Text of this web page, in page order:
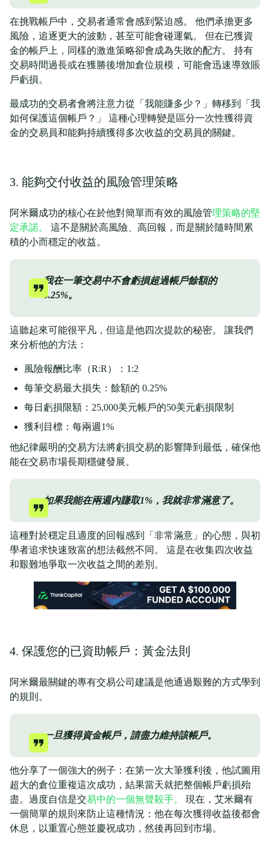
在挑戰帳戶中，交易者通常會感到緊迫感。 他們承擔更多
風險，追逐更大的波動，甚至可能會碰運氣。 但在已獲資
金的帳戶上，同樣的激進策略卻會成為失敗的配方。 持有
交易時間過長或在獲勝後增加倉位規模，可能會迅速導致賬
戶虧損。
最成功的交易者會將注意力從「我能賺多少？」轉移到「我
如何保護這個帳戶？」 這種心理轉變是區分一次性獲得資
金的交易員和能夠持續獲得多次收益的交易員的關鍵。
3. 能夠交付收益的風險管理策略
阿米爾成功的核心在於他對簡單而有效的風險管理策略的堅
定承諾。
這不是關於高風險、高回報，而是關於隨時間累
積的小而穩定的收益。
我在一筆交易中不會虧損超過帳戶餘額的
0.25%。
這聽起來可能很平凡，但這是他四次提款的秘密。 讓我們
來分析他的方法：
風險報酬比率（R:R）：1:2
每筆交易最大損失：餘額的 0.25%
每日虧損限額：25,000美元帳戶的50美元虧損限制
獲利目標：每兩週1%
他紀律嚴明的交易方法將虧損交易的影響降到最低，確保他
能在交易市場長期穩健發展。
如果我能在兩週內賺取1%，我就非常滿意了。
這種對於穩定且適度的回報感到「非常滿意」的心態，與初
學者追求快速致富的想法截然不同。 這是在收集四次收益
和艱難地爭取一次收益之間的差別。
4. 保護您的已資助帳戶：黃金法則
阿米爾最關鍵的專有交易公司建議是他通過艱難的方式學到
的規則。
一旦獲得資金帳戶，請盡力維持該帳戶。
他分享了一個強大的例子：在第一次大筆獲利後，他試圖用
超大的倉位重複這次成功，結果當天就把整個帳戶虧損殆
盡。過度自信是交易中的一個無聲殺手。
現在，艾米爾有
一個簡單的規則來防止這種情況：他在每次獲得收益後都會
休息，以重置心態並慶祝成功，然後再回到市場。